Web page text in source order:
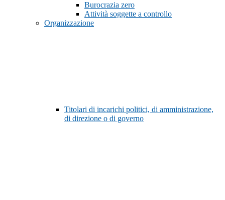
Burocrazia zero
Attività soggette a controllo
Organizzazione
Titolari di incarichi politici, di amministrazione,
di direzione o di governo